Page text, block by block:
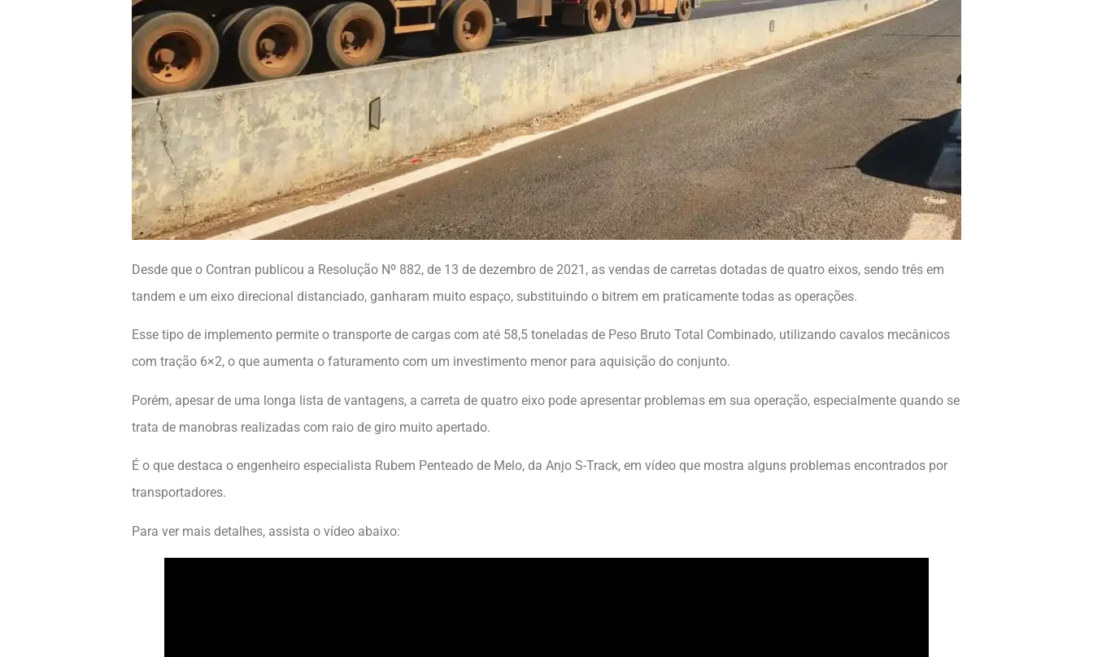
Desde que o Contran publicou a Resolução Nº 882, de 13 de dezembro de 2021, as vendas de carretas dotadas de quatro eixos, sendo três em
tandem e um eixo direcional distanciado, ganharam muito espaço, substituindo o bitrem em praticamente todas as operações.
Esse tipo de implemento permite o transporte de cargas com até 58,5 toneladas de Peso Bruto Total Combinado, utilizando cavalos mecânicos
com tração 6×2, o que aumenta o faturamento com um investimento menor para aquisição do conjunto.
Porém, apesar de uma longa lista de vantagens, a carreta de quatro eixo pode apresentar problemas em sua operação, especialmente quando se
trata de manobras realizadas com raio de giro muito apertado.
É o que destaca o engenheiro especialista Rubem Penteado de Melo, da Anjo S-Track, em vídeo que mostra alguns problemas encontrados por
transportadores.
Para ver mais detalhes, assista o vídeo abaixo: